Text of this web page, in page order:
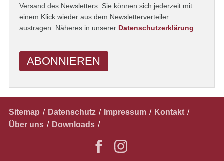
Versand des Newsletters. Sie können sich jederzeit mit
einem Klick wieder aus dem Newsletterverteiler
austragen. Näheres in unserer Datenschutzerklärung.
ABONNIEREN
Navigation
überspringen
Sitemap Datenschutz Impressum
Kontakt
Über uns
Downloads